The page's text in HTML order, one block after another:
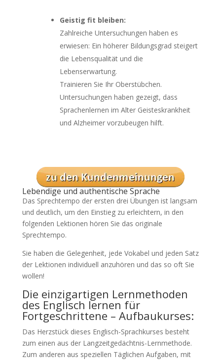
Geistig fit bleiben:
Zahlreiche Untersuchungen haben es
erwiesen: Ein höherer Bildungsgrad steigert
die Lebensqualität und die
Lebenserwartung.
Trainieren Sie Ihr Oberstübchen.
Untersuchungen haben gezeigt, dass
Sprachenlernen im Alter Geisteskrankheit
und Alzheimer vorzubeugen hilft.
Lebendige und authentische Sprache
Das Sprechtempo der ersten drei Übungen ist langsam
und deutlich, um den Einstieg zu erleichtern, in den
folgenden Lektionen hören Sie das originale
Sprechtempo.
Sie haben die Gelegenheit, jede Vokabel und jeden Satz
der Lektionen individuell anzuhören und das so oft Sie
wollen!
Die einzigartigen Lernmethoden
des Englisch lernen für
Fortgeschrittene – Aufbaukurses:
Das Herzstück dieses Englisch-Sprachkurses besteht
zum einen aus der Langzeitgedächtnis-Lernmethode.
Zum anderen aus speziellen Täglichen Aufgaben, mit